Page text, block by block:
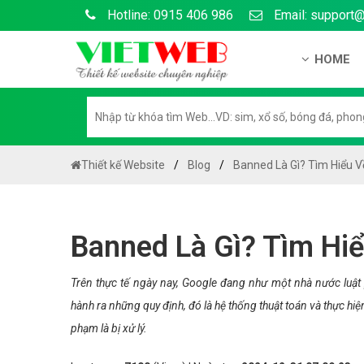
Hotline: 0915 406 986 Email:
HOME
Hướng
Chính
Liên hệ
Chính
Thiết kế Website Blog Banned Là Gì? Tìm Hiểu
Banned Là Gì? Tìm
Trên thực tế ngày nay, Google đang như một nhà nước
hành ra những quy định, đó là hệ thống thuật toán và thực
phạm là bị xử lý.